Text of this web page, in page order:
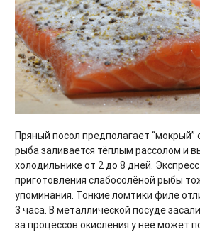
Пряный посол предполагает “мокрый”
рыба заливается тёплым рассолом и
холодильнике от 2 до 8 дней.
приготовления слабосолёной рыбы
упоминания. Тонкие ломтики филе
3 часа. В металлической посуде
за процессов окисления у неё может